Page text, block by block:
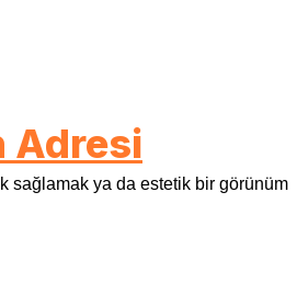
Adresi
sağlamak ya da estetik bir görünüm